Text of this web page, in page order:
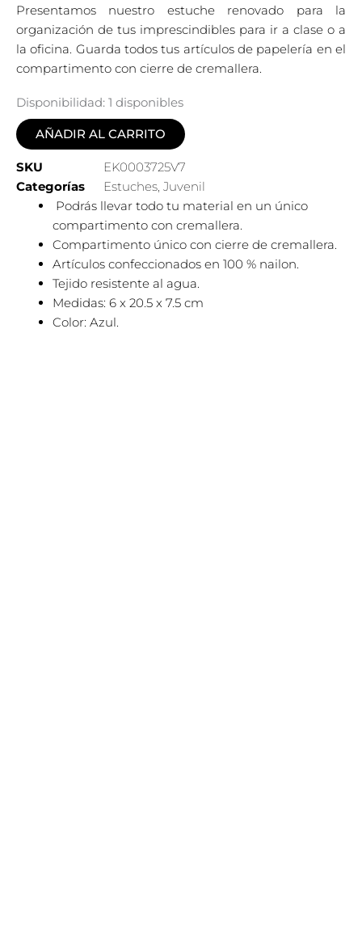
Presentamos nuestro estuche renovado para la
organización de tus imprescindibles para ir a clase o a
la oficina. Guarda todos tus artículos de papelería en el
compartimento con cierre de cremallera.
Disponibilidad: 1 disponibles
AÑADIR AL CARRITO
SKU
EK0003725V7
Categorías
Estuches, Juvenil
Podrás llevar todo tu material en un único
compartimento con cremallera.
Compartimento único con cierre de cremallera.
Artículos confeccionados en 100 % nailon.
Tejido resistente al agua.
Medidas: 6 x 20.5 x 7.5 cm
Color: Azul.